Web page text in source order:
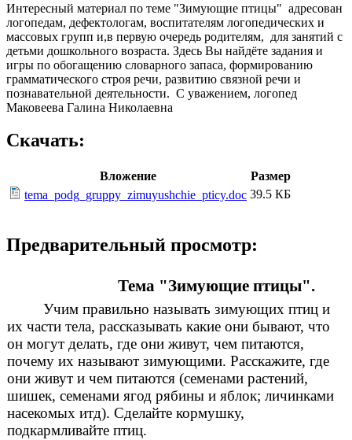
Интересный материал по теме "Зимующие птицы" адресован
логопедам, дефектологам, воспитателям логопедических и
массовых групп и,в первую очередь родителям, для занятий с
детьми дошкольного возраста. Здесь Вы найдёте задания и
игры по обогащению словарного запаса, формированию
грамматического строя речи, развитию связной речи и
познавательной деятельности. С уважением, логопед
Маковеева Галина Николаевна
Скачать:
Вложение
Размер
tema_podg_gruppy_zimuyushchie_pticy.doc 39.5 КБ
Предварительный просмотр:
Тема "Зимующие птицы".
Учим правильно называть зимующих птиц и
их части тела, рассказывать какие они бывают, что
он могут делать, где они живут, чем питаются,
почему их называют зимующими. Расскажите, где
они живут и чем питаются (семенами растений,
шишек, семенами ягод рябины и яблок; личинками
насекомых итд). Cделайте кормушку,
подкармливайте птиц.